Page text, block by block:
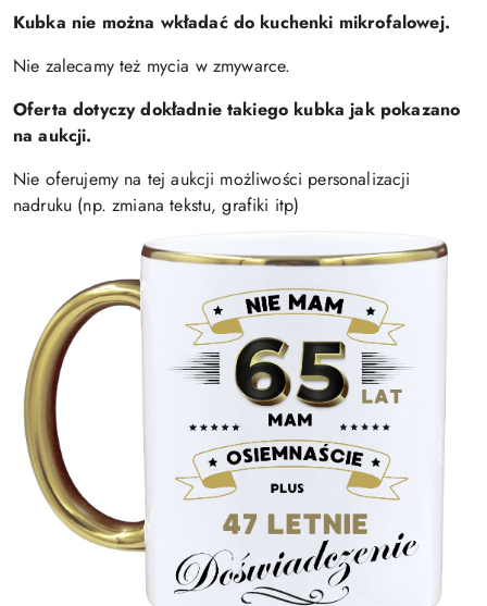
Kubka nie można wkładać do kuchenki mikrofalowej.
Nie zalecamy też mycia w zmywarce.
Oferta dotyczy dokładnie takiego kubka jak pokazano
na aukcji.
Nie oferujemy na tej aukcji możliwości personalizacji
nadruku (np. zmiana tekstu, grafiki itp)